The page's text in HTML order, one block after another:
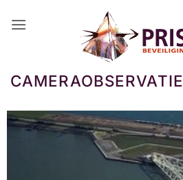
naar
CAMERAOBSERVATIE